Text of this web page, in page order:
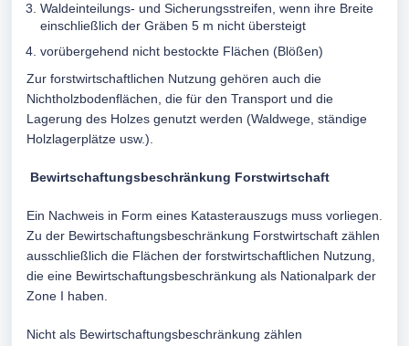
Waldeinteilungs- und Sicherungsstreifen, wenn ihre Breite
einschließlich der Gräben 5 m nicht übersteigt
vorübergehend nicht bestockte Flächen (Blößen)
Zur forstwirtschaftlichen Nutzung gehören auch die
Nichtholzbodenflächen, die für den Transport und die
Lagerung des Holzes genutzt werden (Waldwege, ständige
Holzlagerplätze usw.).
Bewirtschaftungsbeschränkung Forstwirtschaft
Ein Nachweis in Form eines Katasterauszugs muss vorliegen.
Zu der Bewirtschaftungsbeschränkung Forstwirtschaft zählen
ausschließlich die Flächen der forstwirtschaftlichen Nutzung,
die eine Bewirtschaftungsbeschränkung als Nationalpark der
Zone I haben.
Nicht als Bewirtschaftungsbeschränkung zählen